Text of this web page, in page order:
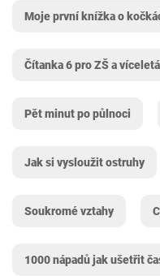
Moje první knížka o
Čítanka 6 pro ZŠ a
Pět minut po půlnoci
Jak si vysloužit ostruhy
Soukromé vztahy
1000 nápadů jak ušetřit